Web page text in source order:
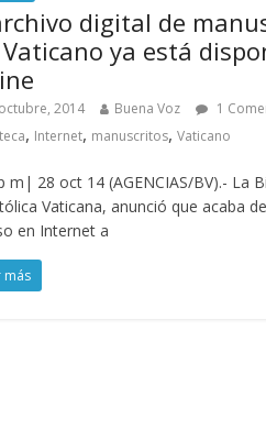
digital de
ya está
2014 Buena Voz
1
, Internet, manuscritos,Vaticano
m| 28 oct 14 (AGENCIAS/BV).- La
Vaticana, anunció que acaba
en Internet a
más